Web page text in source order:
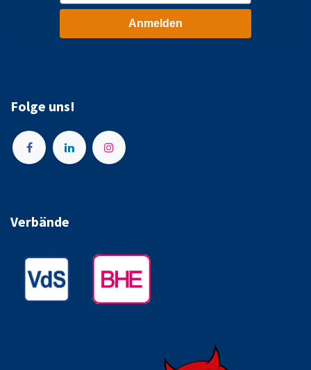
Anmelden
Folge uns!
Verbände